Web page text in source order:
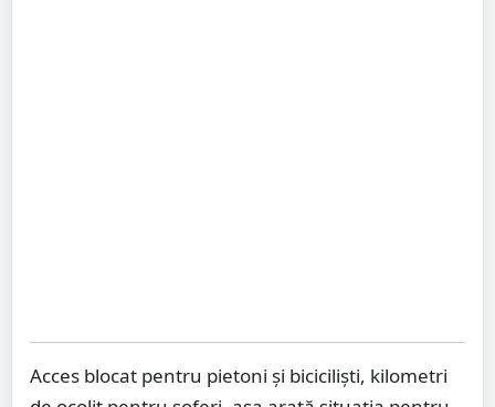
Acces blocat pentru pietoni și biciciliști, kilometri